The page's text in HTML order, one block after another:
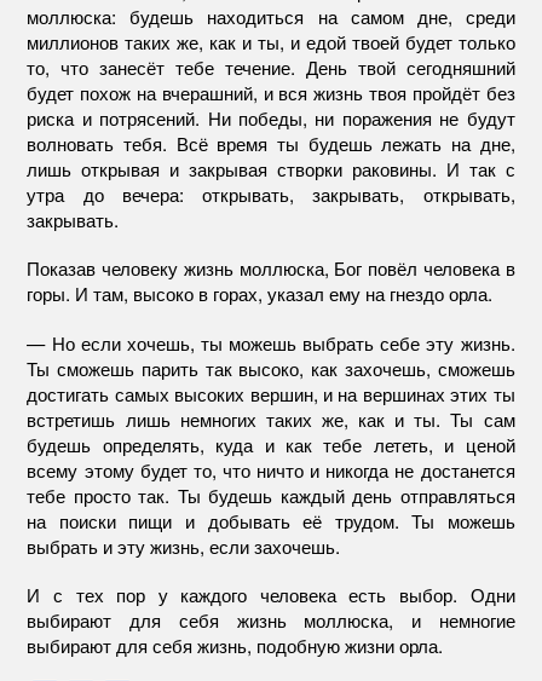
моллюска: будешь находиться на самом дне, среди
миллионов таких же, как и ты, и едой твоей будет только
то, что занесёт тебе течение. День твой сегодняшний
будет похож на вчерашний, и вся жизнь твоя пройдёт без
риска и потрясений. Ни победы, ни поражения не будут
волновать тебя. Всё время ты будешь лежать на дне,
лишь открывая и закрывая створки раковины. И так с
утра до вечера: открывать, закрывать, открывать,
закрывать.
Показав человеку жизнь моллюска, Бог повёл человека в
горы. И там, высоко в горах, указал ему на гнездо орла.
— Но если хочешь, ты можешь выбрать себе эту жизнь.
Ты сможешь парить так высоко, как захочешь, сможешь
достигать самых высоких вершин, и на вершинах этих ты
встретишь лишь немногих таких же, как и ты. Ты сам
будешь определять, куда и как тебе лететь, и ценой
всему этому будет то, что ничто и никогда не достанется
тебе просто так. Ты будешь каждый день отправляться
на поиски пищи и добывать её трудом. Ты можешь
выбрать и эту жизнь, если захочешь.
И с тех пор у каждого человека есть выбор. Одни
выбирают для себя жизнь моллюска, и немногие
выбирают для себя жизнь, подобную жизни орла.